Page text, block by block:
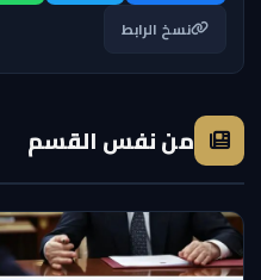
نسخ الرابط
من نفس القسم